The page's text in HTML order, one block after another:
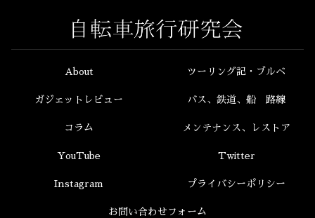
About ツーリング記・ブルベ
ガジェットレビュー バス、鉄道、船 路線
コラム メンテナンス、レストア
YouTube Twitter
Instagram プライバシーポリシー
お問い合わせフォーム